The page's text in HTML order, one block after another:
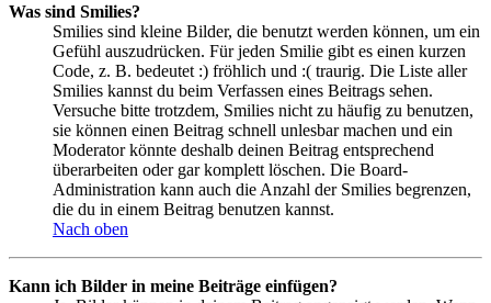
Was sind Smilies?
Smilies sind kleine Bilder, die benutzt werden können, um ein
Gefühl auszudrücken. Für jeden Smilie gibt es einen kurzen
Code, z. B. bedeutet :) fröhlich und :( traurig. Die Liste aller
Smilies kannst du beim Verfassen eines Beitrags sehen.
Versuche bitte trotzdem, Smilies nicht zu häufig zu benutzen,
sie können einen Beitrag schnell unlesbar machen und ein
Moderator könnte deshalb deinen Beitrag entsprechend
überarbeiten oder gar komplett löschen. Die Board-
Administration kann auch die Anzahl der Smilies begrenzen,
die du in einem Beitrag benutzen kannst.
Nach oben
Kann ich Bilder in meine Beiträge einfügen?